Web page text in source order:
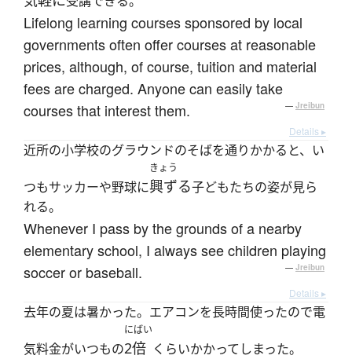
Lifelong learning courses sponsored by local
governments often offer courses at reasonable
prices, although, of course, tuition and material
fees are charged. Anyone can easily take
courses that interest them.
— Jreibun
Details ▸
近所の小学校のグラウンドのそばを通りかかると、い
つもサッカーや野球に
きょう
興ずる子どもたちの姿が見ら
れる。
Whenever I pass by the grounds of a nearby
elementary school, I always see children playing
soccer or baseball.
— Jreibun
Details ▸
去年の夏は暑かった。エアコンを長時間使ったので電
気料金がいつもの
にばい
2倍 くらいかかってしまった。